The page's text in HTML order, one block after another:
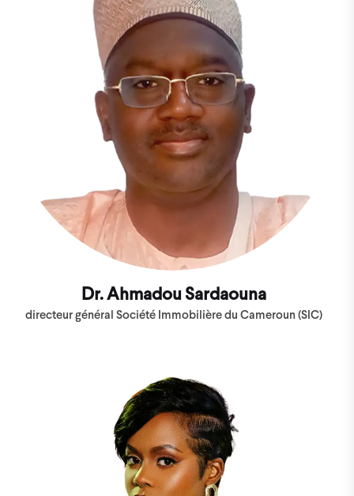
Dr. Ahmadou Sardaouna
directeur général Société Immobilière du Cameroun (SIC)